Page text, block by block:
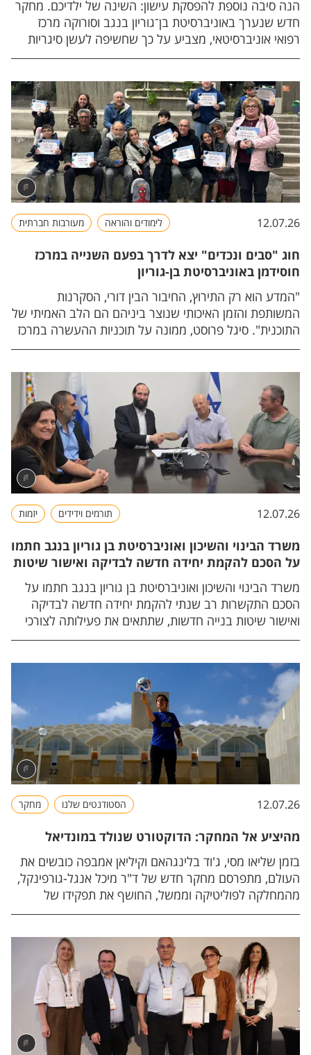
הנה סיבה נוספת להפסקת עישון: השינה של ילדיכם. מחקר
חדש שנערך באוניברסיטת בן־גוריון בנגב וסורוקה מרכז
רפואי אוניברסיטאי, מצביע על כך שחשיפה לעשן סיגריות
בבית פוגעת באופן משמעותי באיכות השינה של ילדים.
מעורבות חברתית לימודים והוראה 12.07.26
חוג "סבים ונכדים" יצא לדרך בפעם השנייה במרכז
חוסידמן באוניברסיטת בן-גוריון
"המדע הוא רק התירוץ, החיבור הבין דורי, הסקרנות
המשותפת והזמן האיכותי שנוצר ביניהם הם הלב האמיתי של
התוכנית". סיגל פרוסט, ממונה על תוכניות ההעשרה במרכז
חוסידמן.
יזמות תורמים וידידים 12.07.26
משרד הבינוי והשיכון ואוניברסיטת בן גוריון בנגב חתמו
על הסכם להקמת יחידה חדשה לבדיקה ואישור שיטות
בנייה חדשות
משרד הבינוי והשיכון ואוניברסיטת בן גוריון בנגב חתמו על
הסכם התקשרות רב שנתי להקמת יחידה חדשה לבדיקה
ואישור שיטות בנייה חדשות, שתתאים את פעילותה לצורכי
ענף הבנייה המתפתח ולשינויים הטכנולוגיים המואצים
מחקר הסטודנטים שלנו 12.07.26
מהיציע אל המחקר: הדוקטורט שנולד במונדיאל
בזמן שליאו מסי, ג'וד בלינגהאם וקיליאן אמבפה כובשים את
העולם, מתפרסם מחקר חדש של ד"ר מיכל אנגל-גורפינקל,
מהמחלקה לפוליטיקה וממשל, החושף את תפקידו של
הכדורגל בעיצוב זהות ושייכות בקרב נשים